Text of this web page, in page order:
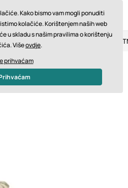
Brza dostava od 200 €
Kako bismo vam mogli ponuditi
kolačiće. Korištenjem naših web
u skladu s našim pravilima o korištenju
Višeovdje.
prihvaćam